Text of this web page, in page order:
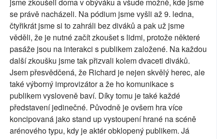
se právě nacházeli. Na pódium jsme vyšli až 9. ledna,
čtyřikrát jsme si to zahráli bez diváků a pak už jsme
věděli, že je nutné začít zkoušet s lidmi, protože některé
pasáže jsou na interakci s publikem založené. Na každou
další zkoušku jsme tak přizvali kolem dvaceti diváků.
Jsem přesvědčená, že Richard je nejen skvělý herec, ale
také výborný improvizátor a že ho komunikace s
publikem vysloveně baví. Díky tomu je také každé
představení jedinečné. Původně je ovšem hra více
koncipovaná jako stand up vystoupení hrané na scéně
arénového typu, kdy je aktér obklopený publikem. Já